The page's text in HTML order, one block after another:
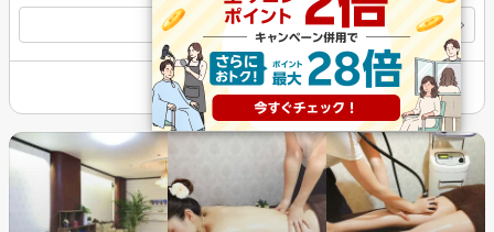
すべての口コミを見る
その他の情報を表示